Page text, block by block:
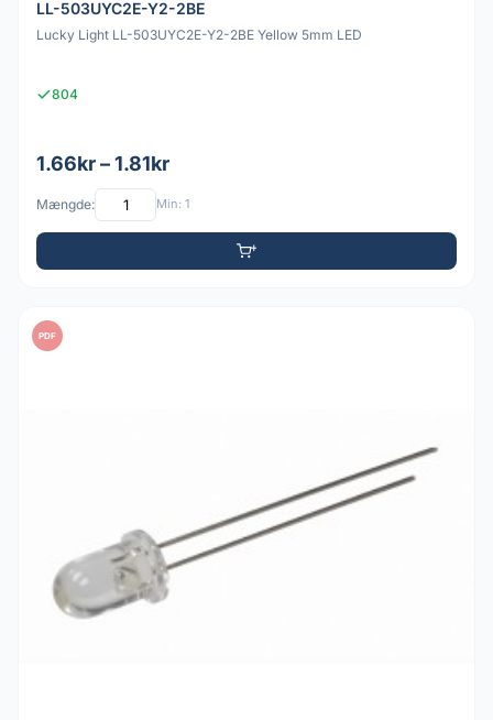
LL-503UYC2E-Y2-2BE
Lucky Light LL-503UYC2E-Y2-2BE Yellow 5mm LED
804
1.66kr – 1.81kr
Mængde: Min: 1
PDF